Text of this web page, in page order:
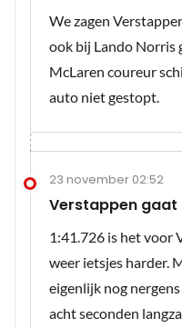
We zagen
ook bij Lando Norris
McLaren coureur
auto niet gestopt.
23 november 02:52
Verstappen gaat
1:41.726 is het voor
weer ietsjes harder.
eigenlijk nog
acht seconden